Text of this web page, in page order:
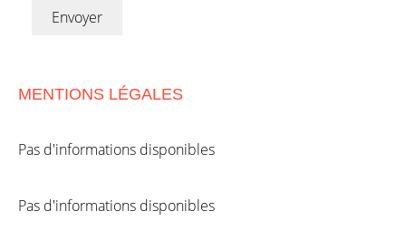
Envoyer
MENTIONS LÉGALES
Pas d'informations disponibles
Pas d'informations disponibles